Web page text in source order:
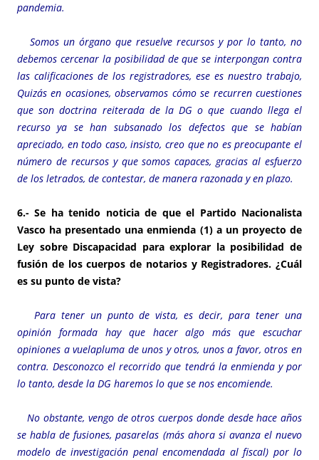
pandemia.
Somos un órgano que resuelve recursos y por lo tanto, no
debemos cercenar la posibilidad de que se interpongan contra
las calificaciones de los registradores, ese es nuestro trabajo,
Quizás en ocasiones, observamos cómo se recurren cuestiones
que son doctrina reiterada de la DG o que cuando llega el
recurso ya se han subsanado los defectos que se habían
apreciado, en todo caso, insisto, creo que no es preocupante el
número de recursos y que somos capaces, gracias al esfuerzo
de los letrados, de contestar, de manera razonada y en plazo.
6.- Se ha tenido noticia de que el Partido Nacionalista
Vasco ha presentado una enmienda (1)a un proyecto de
Ley sobre Discapacidad para explorar la posibilidad de
fusión de los cuerpos de notarios y Registradores. ¿Cuál
es su punto de vista?
Para tener un punto de vista, es decir, para tener una
opinión formada hay que hacer algo más que escuchar
opiniones a vuelapluma de unos y otros, unos a favor, otros en
contra. Desconozco el recorrido que tendrá la enmienda y por
lo tanto, desde la DG haremos lo que se nos encomiende.
No obstante, vengo de otros cuerpos donde desde hace años
se habla de fusiones, pasarelas (más ahora si avanza el nuevo
modelo de investigación penal encomendada al fiscal) por lo